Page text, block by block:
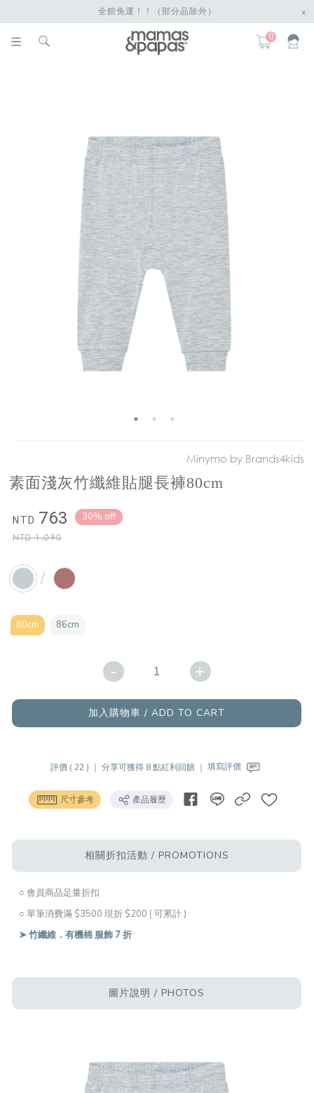
全館免運！！（部分品除外） x
0
Minymo by Brands4kids
素面淺灰竹纖維貼腿長褲80cm
NTD 763
NTD1,090
30% off
/
80cm 86cm
- +
加入購物車 / ADD TO CART
評價 ( 22 ) ｜分享可獲得 8 點紅利回饋 ｜填寫評價
尺寸參考 產品履歷
相關折扣活動 / PROMOTIONS
○ 會員商品足量折扣
○ 單筆消費滿 $3500 現折 $200 ( 可累計 )
➤ 竹纖維．有機棉 服飾 7 折
圖片說明 / PHOTOS